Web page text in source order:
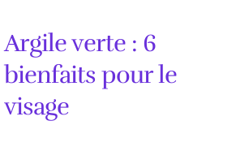
Argile verte : 6
bienfaits pour le
visage